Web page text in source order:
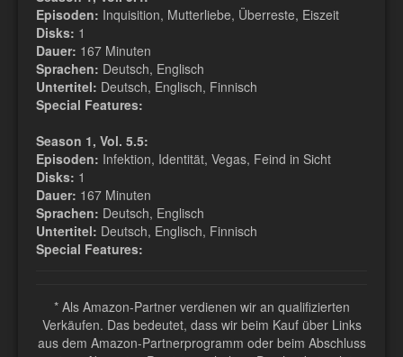
Episoden: Inquisition, Mutterliebe, Überreste, Eiszeit
Disks: 1
Dauer: 167 Minuten
Sprachen: Deutsch, Englisch
Untertitel: Deutsch, Englisch, Finnisch
Special Features:
Season 1, Vol. 5.5:
Episoden: Infektion, Identität, Vegas, Feind in Sicht
Disks: 1
Dauer: 167 Minuten
Sprachen: Deutsch, Englisch
Untertitel: Deutsch, Englisch, Finnisch
Special Features:
* Als Amazon-Partner verdienen wir an qualifizierten
Verkäufen. Das bedeutet, dass wir beim Kauf über Links
aus dem Amazon-Partnerprogramm oder beim Abschluss